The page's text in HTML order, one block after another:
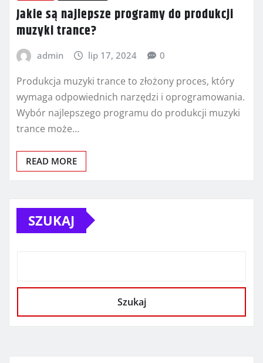
Jakie są najlepsze programy do produkcji
muzyki trance?
admin lip 17, 2024 0
Produkcja muzyki trance to złożony proces, który
wymaga odpowiednich narzędzi i oprogramowania.
Wybór najlepszego programu do produkcji muzyki
trance może…
READ MORE
SZUKAJ
Szukaj